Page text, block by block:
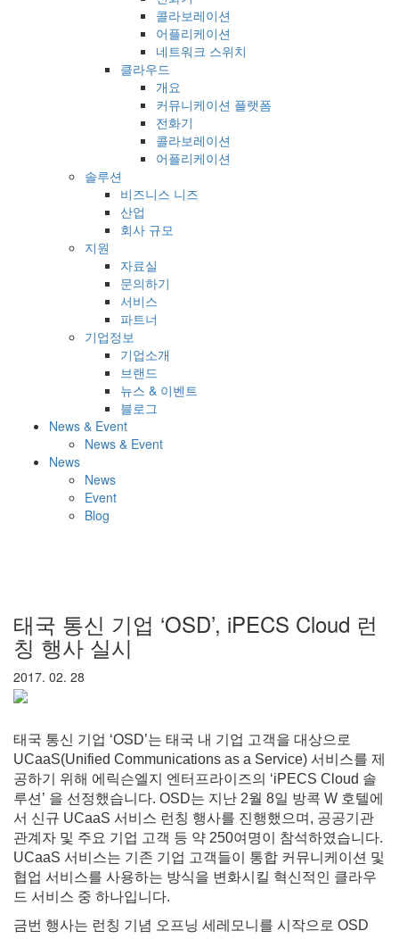
콜라보레이션
어플리케이션
네트워크 스위치
클라우드
개요
커뮤니케이션 플랫폼
전화기
콜라보레이션
어플리케이션
솔루션
비즈니스 니즈
산업
회사 규모
지원
자료실
문의하기
서비스
파트너
기업정보
기업소개
브랜드
뉴스 & 이벤트
블로그
News & Event
News & Event
News
News
Event
Blog
태국 통신 기업 ‘OSD’, iPECS Cloud 런
칭 행사 실시
2017. 02. 28
태국 통신 기업 ‘OSD’는 태국 내 기업 고객을 대상으로
UCaaS(Unified Communications as a Service) 서비스를 제
공하기 위해 에릭슨엘지 엔터프라이즈의 ‘iPECS Cloud 솔
루션’ 을 선정했습니다. OSD는 지난 2월 8일 방콕 W 호텔에
서 신규 UCaaS 서비스 런칭 행사를 진행했으며, 공공기관
관계자 및 주요 기업 고객 등 약 250여명이 참석하였습니다.
UCaaS 서비스는 기존 기업 고객들이 통합 커뮤니케이션 및
협업 서비스를 사용하는 방식을 변화시킬 혁신적인 클라우
드 서비스 중 하나입니다.
금번 행사는 런칭 기념 오프닝 세레모니를 시작으로 OSD